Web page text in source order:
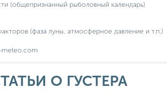
(общепризнанный рыболовный календарь)
(фаза луны, атмосферное давление и т.п.)
meteo.com
О ГУСТЕРА